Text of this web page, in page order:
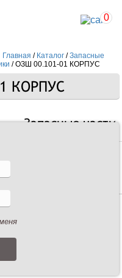
0
Главная / Каталог /Запасные
/ОЗШ 00.101-01 КОРПУС
КОРПУС
Запасные части